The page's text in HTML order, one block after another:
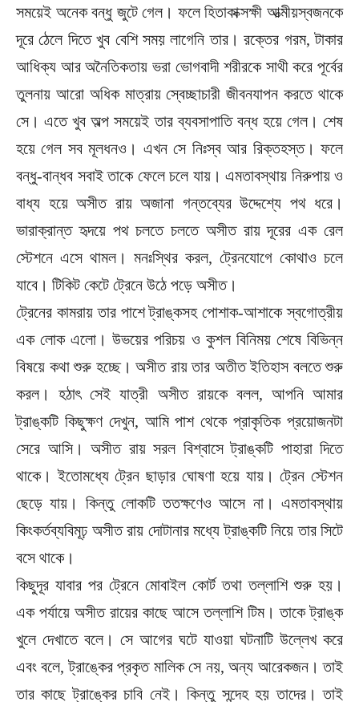
সময়েই অনেক বন্ধু জুটে গেল। ফলে হিতাকাক্সক্ষী আত্মীয়স্বজনকে
দূরে ঠেলে দিতে খুব বেশি সময় লাগেনি তার। রক্তের গরম, টাকার
আধিক্য আর অনৈতিকতায় ভরা ভোগবাদী শরীরকে সাথী করে পূর্বের
তুলনায় আরো অধিক মাত্রায় স্বেচ্ছাচারী জীবনযাপন করতে থাকে
সে। এতে খুব অল্প সময়েই তার ব্যবসাপাতি বন্ধ হয়ে গেল। শেষ
হয়ে গেল সব মূলধনও। এখন সে নিঃস্ব আর রিক্তহস্ত। ফলে
বন্ধু-বান্ধব সবাই তাকে ফেলে চলে যায়। এমতাবস্থায় নিরুপায় ও
বাধ্য হয়ে অসীত রায় অজানা গন্তব্যের উদ্দেশ্যে পথ ধরে।
ভারাক্রান্ত হৃদয়ে পথ চলতে চলতে অসীত রায় দূরের এক রেল
স্টেশনে এসে থামল। মনঃস্থির করল, ট্রেনযোগে কোথাও চলে
যাবে। টিকিট কেটে ট্রেনে উঠে পড়ে অসীত।
ট্রেনের কামরায় তার পাশে ট্রাঙ্কসহ পোশাক-আশাকে স্বগোত্রীয়
এক লোক এলো। উভয়ের পরিচয় ও কুশল বিনিময় শেষে বিভিন্ন
বিষয়ে কথা শুরু হচ্ছে। অসীত রায় তার অতীত ইতিহাস বলতে শুরু
করল। হঠাৎ সেই যাত্রী অসীত রায়কে বলল, আপনি আমার
ট্রাঙ্কটি কিছুক্ষণ দেখুন, আমি পাশ থেকে প্রাকৃতিক প্রয়োজনটা
সেরে আসি। অসীত রায় সরল বিশ্বাসে ট্রাঙ্কটি পাহারা দিতে
থাকে। ইতোমধ্যে ট্রেন ছাড়ার ঘোষণা হয়ে যায়। ট্রেন স্টেশন
ছেড়ে যায়। কিন্তু লোকটি ততক্ষণেও আসে না। এমতাবস্থায়
কিংকর্তব্যবিমূঢ় অসীত রায় দোটানার মধ্যে ট্রাঙ্কটি নিয়ে তার সিটে
বসে থাকে।
কিছুদূর যাবার পর ট্রেনে মোবাইল কোর্ট তথা তল্লাশি শুরু হয়।
এক পর্যায়ে অসীত রায়ের কাছে আসে তল্লাশি টিম। তাকে ট্রাঙ্ক
খুলে দেখাতে বলে। সে আগের ঘটে যাওয়া ঘটনাটি উল্লেখ করে
এবং বলে, ট্রাঙ্কের প্রকৃত মালিক সে নয়, অন্য আরেকজন। তাই
তার কাছে ট্রাঙ্কের চাবি নেই। কিন্তু সন্দেহ হয় তাদের। তাই